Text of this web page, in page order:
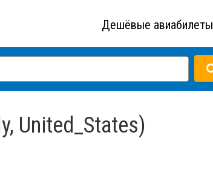
Дешёвые авиабилеты
United_States)